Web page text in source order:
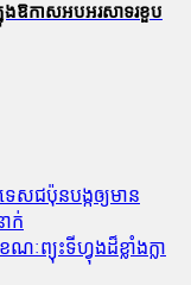
នុងឱកាសអបអរសាទរខួប
េសជប៉ុនបង្កឲ្យមាន
ក់
ព្យុះទីហ្វុងដ៏ខ្លាំងក្លា